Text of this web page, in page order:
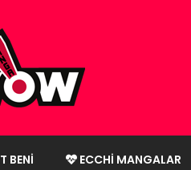
BENI ECCHI MANGALAR